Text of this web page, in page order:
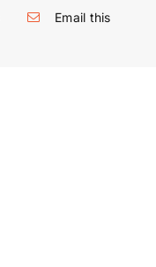
Email this